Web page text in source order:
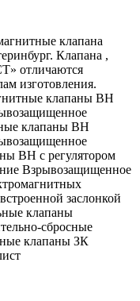
клапана
Клапана ,
отличаются
изготовления.
клапаны ВН
клапаны ВН
ВН с регулятором
Взрывозащищенное
заслонкой
клапаны
сбросные
клапаны ЗК